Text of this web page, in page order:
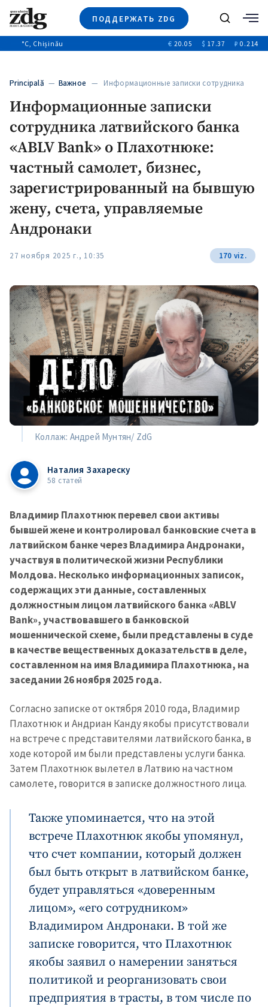
ПОДДЕРЖАТЬ ZDG
Новости
Расследования
Общество
+312
Поиск
°C, Chișinău € 20.05 $ 17.37 ₽ 0.214
Principală — Важное — Информационные записки сотрудника
Информационные записки
сотрудника латвийского банка
«ABLV Bank» о Плахотнюке:
частный самолет, бизнес,
зарегистрированный на бывшую
жену, счета, управляемые
Андронаки
27 ноября 2025 г., 10:35 170 viz.
Коллаж: Андрей Мунтян/ ZdG
Наталия Захареску
58 статей
Владимир Плахотнюк перевел свои активы
бывшей жене и контролировал банковские счета в
латвийском банке через Владимира Андронаки,
участвуя в политической жизни Республики
Молдова. Несколько информационных записок,
содержащих эти данные, составленных
должностным лицом латвийского банка «ABLV
Bank», участвовавшего в банковской
мошеннической схеме, были представлены в суде
в качестве вещественных доказательств в деле,
составленном на имя Владимира Плахотнюка, на
заседании 26 ноября 2025 года.
Согласно записке от октября 2010 года, Владимир
Плахотнюк и Андриан Канду якобы присутствовали
на встрече с представителями латвийского банка, в
ходе которой им были представлены услуги банка.
Затем Плахотнюк вылетел в Латвию на частном
самолете, говорится в записке должностного лица.
Также упоминается, что на этой
встрече Плахотнюк якобы упомянул,
что счет компании, который должен
был быть открыт в латвийском банке,
будет управляться «доверенным
лицом», «его сотрудником»
Владимиром Андронаки. В той же
записке говорится, что Плахотнюк
якобы заявил о намерении заняться
политикой и реорганизовать свои
предприятия в трасты, в том числе по